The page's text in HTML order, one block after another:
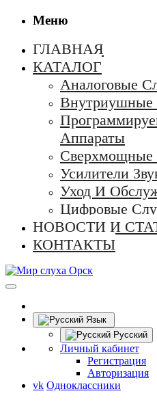
Меню
ГЛАВНАЯ
КАТАЛОГ
Аналоговые
Внутриушные
Аппараты
Сверхмощные
Усилители
Уход И
Цифровые
НОВОСТИ И
КОНТАКТЫ
Язык
Русский
Личный кабинет
Регистрация
Авторизация
vk Одноклассники